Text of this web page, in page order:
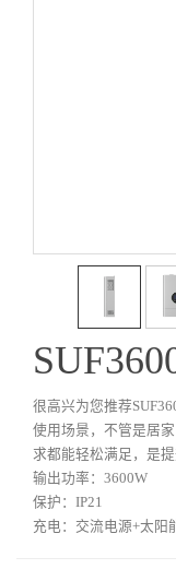
很高兴为您推荐
使用场景，不管是居
求都能轻松满足，是
输出功率：3600W
保护：IP21
充电：交流电源+太阳